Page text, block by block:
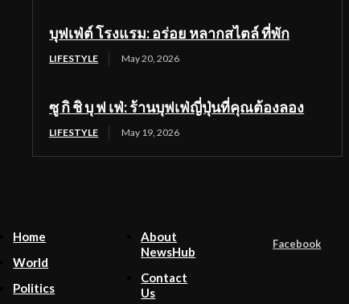
บุฟเฟ่ต์ โรงแรม: อร่อย หลากสไตล์ ที่พัก
LIFESTYLE May 20, 2026
ซู กิ ชิ บุ ฟ เฟ่: ร้านบุฟเฟ่ญี่ปุ่นที่คุณต้องลอง
LIFESTYLE May 19, 2026
Home
World
Politics
About
NewsHub
Contact
Us
Facebook